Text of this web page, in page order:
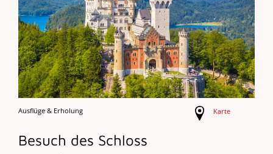
Ausflüge & Erholung Karte
Besuch des Schloss